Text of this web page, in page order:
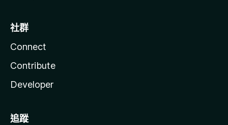
社群
Connect
Contribute
Developer
追蹤